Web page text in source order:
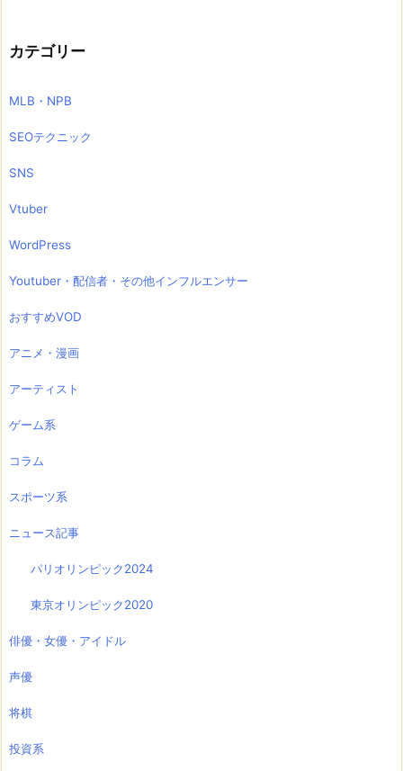
カテゴリー
MLB・NPB
SEOテクニック
SNS
Vtuber
WordPress
Youtuber・配信者・その他インフルエンサー
おすすめVOD
アニメ・漫画
アーティスト
ゲーム系
コラム
スポーツ系
ニュース記事
パリオリンピック2024
東京オリンピック2020
俳優・女優・アイドル
声優
将棋
投資系